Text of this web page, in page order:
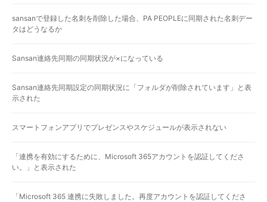
sansanで登録した名刺を削除した場合、PA PEOPLEに同期された名刺デー
タはどうなるか
Sansan連絡先同期の同期状況が×になっている
Sansan連絡先同期設定の同期状況に「フォルダが削除されています」と表
示された
スマートフォンアプリでプレゼンスやスケジュールが表示されない
「連携を有効にするために、Microsoft 365アカウントを認証してくださ
い。」と表示された
「Microsoft 365 連携に失敗しました。再度アカウントを認証してくださ